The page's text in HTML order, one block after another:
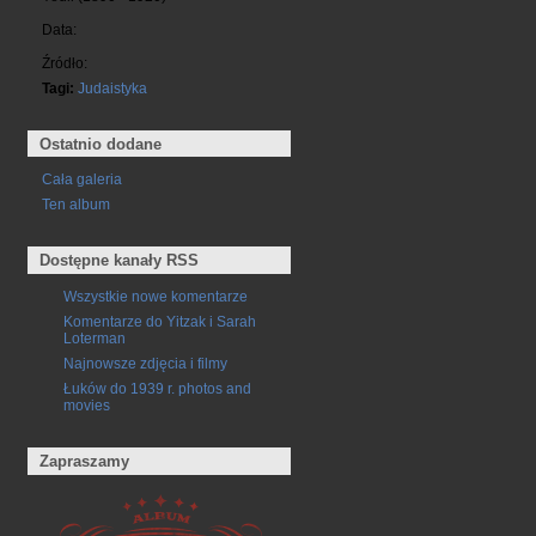
Data:
Źródło:
Tagi: Judaistyka
Ostatnio dodane
Cała galeria
Ten album
Dostępne kanały RSS
Wszystkie nowe komentarze
Komentarze do Yitzak i Sarah
Loterman
Najnowsze zdjęcia i filmy
Łuków do 1939 r. photos and
movies
Zapraszamy